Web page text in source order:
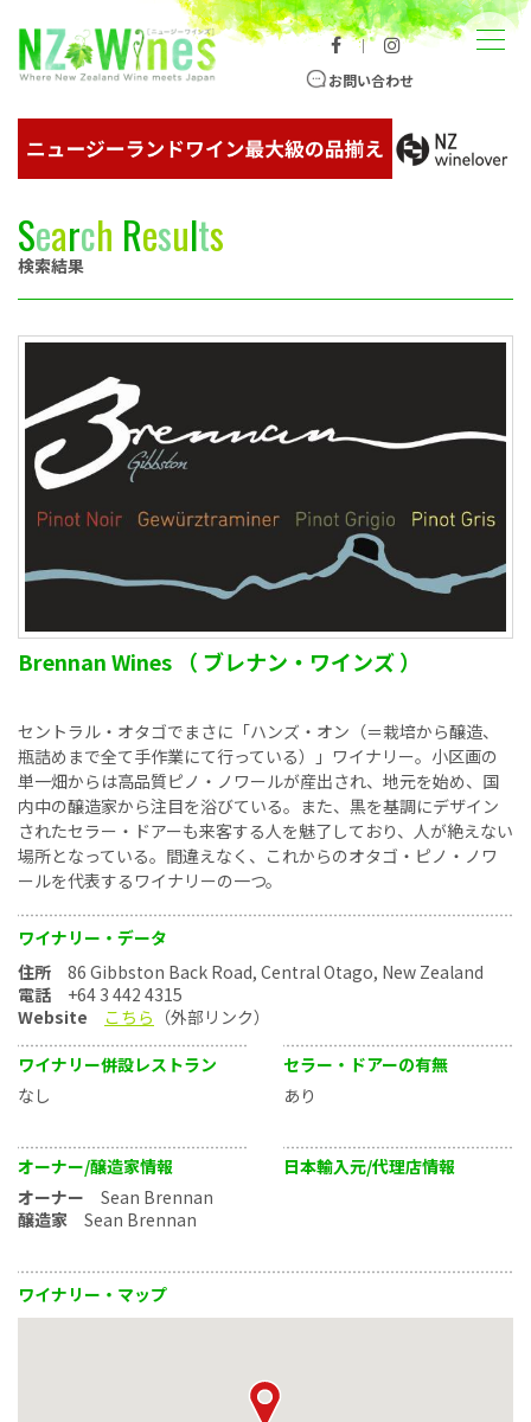
ニュージーランドワイン総合サイト
｜
お問い合わせ
メニュー
Search Results
検索結果
Brennan Wines （ ブレナン・ワインズ ）
セントラル・オタゴでまさに「ハンズ・オン（＝栽培から醸造、
瓶詰めまで全て手作業にて行っている）」ワイナリー。小区画の
単一畑からは高品質ピノ・ノワールが産出され、地元を始め、国
内中の醸造家から注目を浴びている。また、黒を基調にデザイン
されたセラー・ドアーも来客する人を魅了しており、人が絶えない
場所となっている。間違えなく、これからのオタゴ・ピノ・ノワ
ールを代表するワイナリーの一つ。
ワイナリー・データ
住所 86 Gibbston Back Road, Central Otago, New Zealand
電話 +64 3 442 4315
Website
こちら （外部リンク）
ワイナリー併設レストラン
なし
セラー・ドアーの有無
あり
オーナー/醸造家情報
オーナー Sean Brennan
醸造家 Sean Brennan
日本輸入元/代理店情報
ワイナリー・マップ